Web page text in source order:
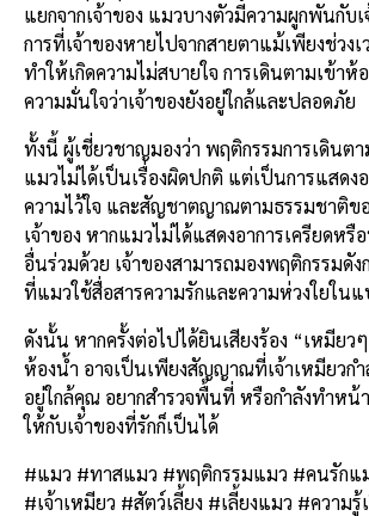
แยกจากเจ้าของ แมวบางตัวมีความผูกพันกับเ
การที่เจ้าของหายไปจากสายตาแม้เพียงช่วง
ทำให้เกิดความไม่สบายใจ การเดินตามเข้าห้
ความมั่นใจว่าเจ้าของยังอยู่ใกล้และปลอดภัย
ทั้งนี้ ผู้เชี่ยวชาญมองว่า พฤติกรรมการเดินต
แมวไม่ได้เป็นเรื่องผิดปกติ แต่เป็นการแสดง
ความไว้ใจ และสัญชาตญาณตามธรรมชาติข
เจ้าของ หากแมวไม่ได้แสดงอาการเครียดห
อื่นร่วมด้วย เจ้าของสามารถมองพฤติกรรมดั
ที่แมวใช้สื่อสารความรักและความห่วงใยใน
ดังนั้น หากครั้งต่อไปได้ยินเสียงร้อง “เหมีย
ห้องน้ำ อาจเป็นเพียงสัญญาณที่เจ้าเหมียวกำ
อยู่ใกล้คุณ อยากสำรวจพื้นที่ หรือกำลังทำห
ให้กับเจ้าของที่รักก็เป็นได้
#แมว #ทาสแมว #พฤติกรรมแมว #คนรักแ
#เจ้าเหมียว #สัตว์เลี้ยง #เลี้ยงแมว #ความ